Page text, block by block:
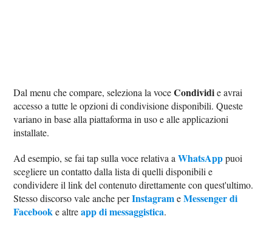
Dal menu che compare, seleziona la voceCondividie avrai
accesso a tutte le opzioni di condivisione disponibili. Queste
variano in base alla piattaforma in uso e alle applicazioni
installate.
Ad esempio, se fai tap sulla voce relativa aWhatsApppuoi
scegliere un contatto dalla lista di quelli disponibili e
condividere il link del contenuto direttamente con quest'ultimo.
Stesso discorso vale anche perInstagrameMessenger di
Facebooke altreapp di messaggistica.